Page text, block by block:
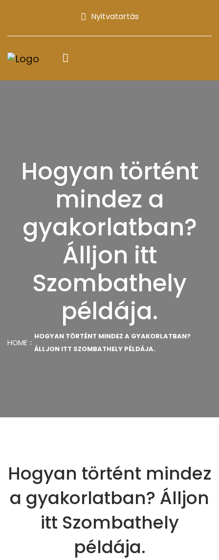
Nyitvatartás
Hogyan történt
mindez a
gyakorlatban?
Álljon itt
Szombathely
példája.
HOME
HOGYAN TÖRTÉNT MINDEZ A GYAKORLATBAN?
ÁLLJON ITT SZOMBATHELY PÉLDÁJA.
Hogyan történt mindez
a gyakorlatban? Álljon
itt Szombathely
példája.